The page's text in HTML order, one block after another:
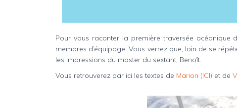
Pour vous raconter la première traversée
membres d’équipage. Vous verrez que, loin de se
les impressions du master du sextant, Benoît.
Vous retrouverez par ici les textes de Marion (ICI) et de